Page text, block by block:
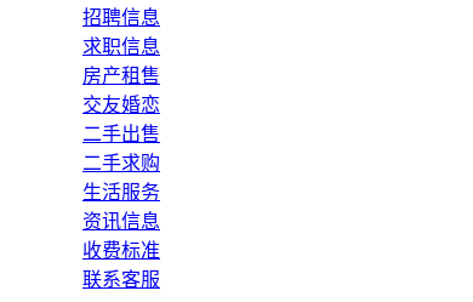
招聘信息
求职信息
房产租售
交友婚恋
二手出售
二手求购
生活服务
资讯信息
收费标准
联系客服